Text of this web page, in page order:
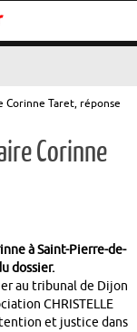
Corinne Taret, réponse
Corinne
à Saint-Pierre-de-
dossier.
au tribunal de Dijon
CHRISTELLE
et justice dans